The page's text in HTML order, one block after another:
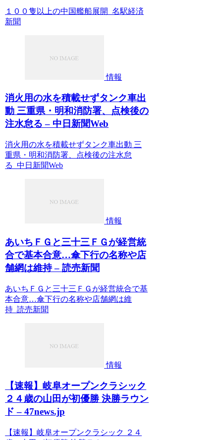
１００隻以上の中国艦船展開 名駅経済
新聞
情報
消火用の水を積載せずタンク車出
動 三重県・明和消防署、点検後の
注水怠る – 中日新聞Web
消火用の水を積載せずタンク車出動 三
重県・明和消防署、点検後の注水怠
る 中日新聞Web
情報
あいちＦＧと三十三ＦＧが経営統
合で基本合意…傘下行の名称や店
舗網は維持 – 読売新聞
あいちＦＧと三十三ＦＧが経営統合で基
本合意…傘下行の名称や店舗網は維
持 読売新聞
情報
【速報】岐阜オープンクラシック
２４歳の山田が初優勝 決勝ラウン
ド – 47news.jp
【速報】岐阜オープンクラシック ２４